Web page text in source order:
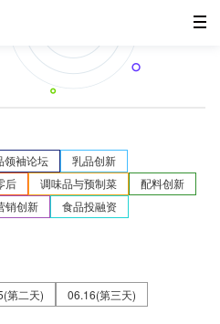
领袖论坛
乳品创新
后 调味品与预制菜
配料创新
销创新
食品投融资
(第二天) 06.16(第三天)